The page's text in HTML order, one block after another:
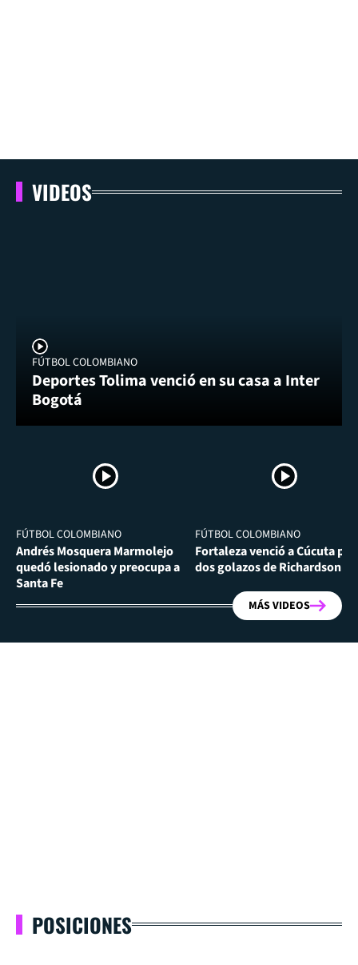
VIDEOS
FÚTBOL COLOMBIANO
Deportes Tolima venció en su casa a Inter
Bogotá
FÚTBOL COLOMBIANO
Andrés Mosquera Marmolejo
quedó lesionado y preocupa a
Santa Fe
FÚTBOL COLOMBIANO
Fortaleza venció a Cúcuta por
dos golazos de Richardson
MÁS VIDEOS
POSICIONES